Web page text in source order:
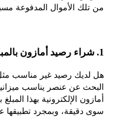
الأموال المدفوعة مسبقًا في
عن عنصر يناسب ميزانيتك
الإلكترونية بهذا المبلغ
وبمجرد تطبيقها على